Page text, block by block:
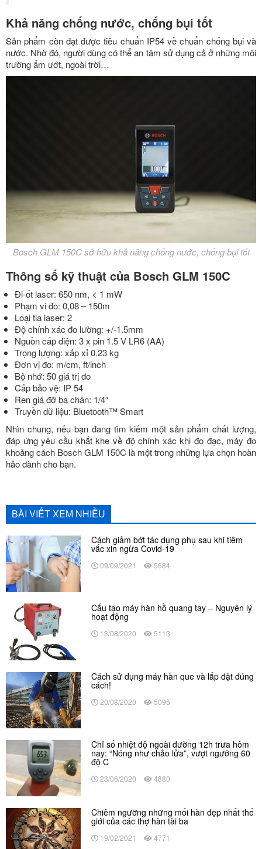
Khả năng chống nước, chống bụi tốt
Sản phẩm còn đạt được tiêu chuẩn IP54 về chuẩn chống bụi và
nước. Nhờ đó, người dùng có thể an tâm sử dụng cả ở những môi
trường ẩm ướt, ngoài trời…
Bosch GLM 150C sở hữu khả năng chống nước, chống bụi tốt
Thông số kỹ thuật của Bosch GLM 150C
Đi-ốt laser: 650 nm, < 1 mW
Phạm vi đo: 0,08 – 150m
Loại tia laser: 2
Độ chính xác đo lường: +/-1.5mm
Nguồn cấp điện: 3 x pin 1.5 V LR6 (AA)
Trọng lượng: xấp xỉ 0.23 kg
Đơn vị đo: m/cm, ft/inch
Bộ nhớ: 50 giá trị đo
Cấp bảo vệ: IP 54
Ren giá đỡ ba chân: 1/4″
Truyền dữ liệu: Bluetooth™ Smart
Nhìn chung, nếu bạn đang tìm kiếm một sản phẩm chất lượng,
đáp ứng yêu cầu khắt khe về độ chính xác khi đo đạc, máy đo
khoảng cách Bosch GLM 150C là một trong những lựa chọn hoàn
hảo dành cho bạn.
BÀI VIẾT XEM NHIỀU
Cách giảm bớt tác dụng phụ sau khi tiêm
vắc xin ngừa Covid-19
09/09/2021 5684
Cấu tạo máy hàn hồ quang tay – Nguyên lý
hoạt động
13/08/2020 5113
Cách sử dụng máy hàn que và lắp đặt đúng
cách!
20/08/2020 5095
Chỉ số nhiệt độ ngoài đường 12h trưa hôm
nay: “Nóng như chảo lửa”, vượt ngưỡng 60
độ C
23/06/2020 4880
Chiêm ngưỡng những mối hàn đẹp nhất thế
giới của các thợ hàn tài ba
19/02/2021 4771